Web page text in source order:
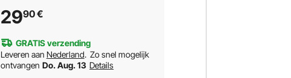
2990€
GRATIS verzending
Leveren aan Nederland. Zo snel mogelijk
ontvangen Do. Aug. 13 Details